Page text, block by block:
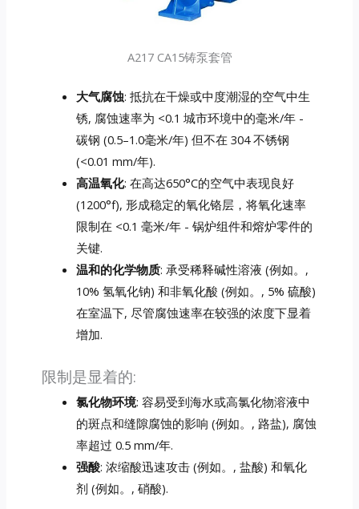
A217 CA15铸泵套管
大气腐蚀: 抵抗在干燥或中度潮湿的空气中生
锈, 腐蚀速率为 <0.1 城市环境中的毫米/年 -
碳钢 (0.5–1.0毫米/年) 但不在 304 不锈钢
(<0.01 mm/年).
高温氧化: 在高达650°C的空气中表现良好
(1200°f), 形成稳定的氧化铬层，将氧化速率
限制在 <0.1 毫米/年 - 锅炉组件和熔炉零件的
关键.
温和的化学物质: 承受稀释碱性溶液 (例如。,
10% 氢氧化钠) 和非氧化酸 (例如。, 5% 硫酸)
在室温下, 尽管腐蚀速率在较强的浓度下显着
增加.
限制是显着的:
氯化物环境: 容易受到海水或高氯化物溶液中
的斑点和缝隙腐蚀的影响 (例如。, 路盐), 腐蚀
率超过 0.5 mm/年.
强酸: 浓缩酸迅速攻击 (例如。, 盐酸) 和氧化
剂 (例如。, 硝酸).